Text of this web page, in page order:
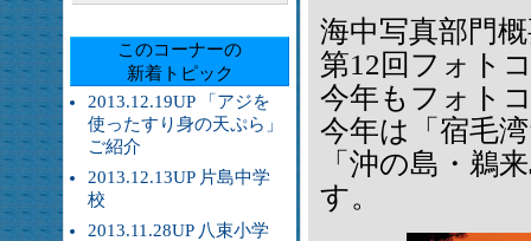
このコーナーの
新着トピック
2013.12.19UP 「アジを
使ったすり身の天ぷら」
ご紹介
2013.12.13UP 片島中学
校
2013.11.28UP 八束小学
海中写真部門
第12回フォト
今年もフォト
今年は「宿毛
「沖の島・鵜
す。